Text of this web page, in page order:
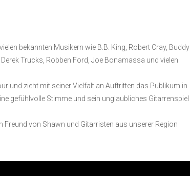
bekannten Musikern wie B.B. King, Robert Cray, Buddy
Trucks, Robben Ford, Joe Bonamassa und vielen
und zieht mit seiner Vielfalt an Auftritten das Publikum in
gefühlvolle Stimme und sein unglaubliches Gitarrenspiel
Freund von Shawn und Gitarristen aus unserer Region